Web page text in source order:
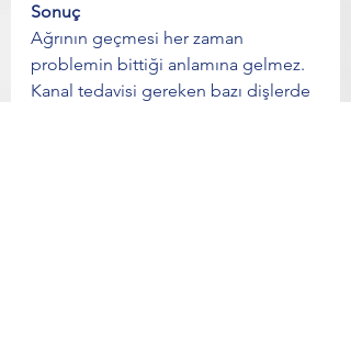
Sonuç
Ağrının geçmesi her zaman
problemin bittiği anlamına gelmez.
Kanal tedavisi gereken bazı dişlerde